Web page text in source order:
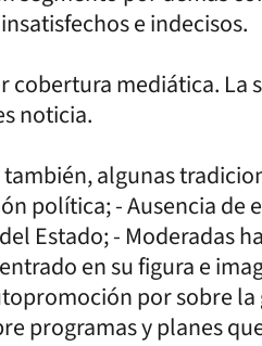
e indecisos.
cobertura mediática.
noticia.
también, algunas
política; - Ausencia de
Estado; - Moderadas
en su figura e
por sobre
programas y planes